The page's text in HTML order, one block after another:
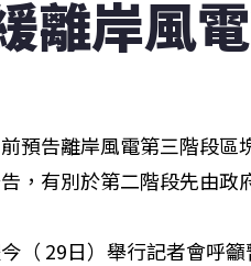
離岸風
預告離岸風電第三階段
，有別於第二階段先由政
（ 29日）舉行記者會呼